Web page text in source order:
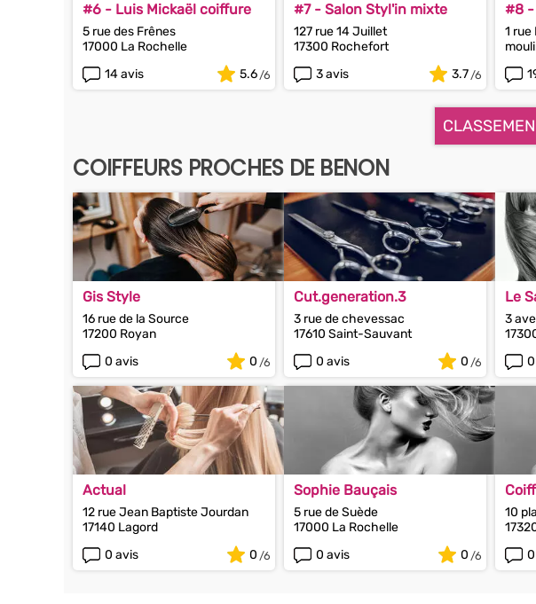
#6 - Luis Mickaël coiffure
5 rue des Frênes
17000 La Rochelle
14 avis
5.6
#7 - Salon Styl'in mixte
127 rue 14 Juillet
17300 Rochefort
3 avis
3.7
#8 -
1
COIFFEURS PROCHES DE BENON
Gis Style
16 rue de la Source
17200 Royan
0 avis
0
Cut.generation.3
3 rue de chevessac
17610 Saint-Sauvant
0 avis
0
Le
3
Actual
12 rue Jean Baptiste Jourdan
17140 Lagord
0 avis
0
Sophie Bauçais
5 rue de Suède
17000 La Rochelle
0 avis
0
10